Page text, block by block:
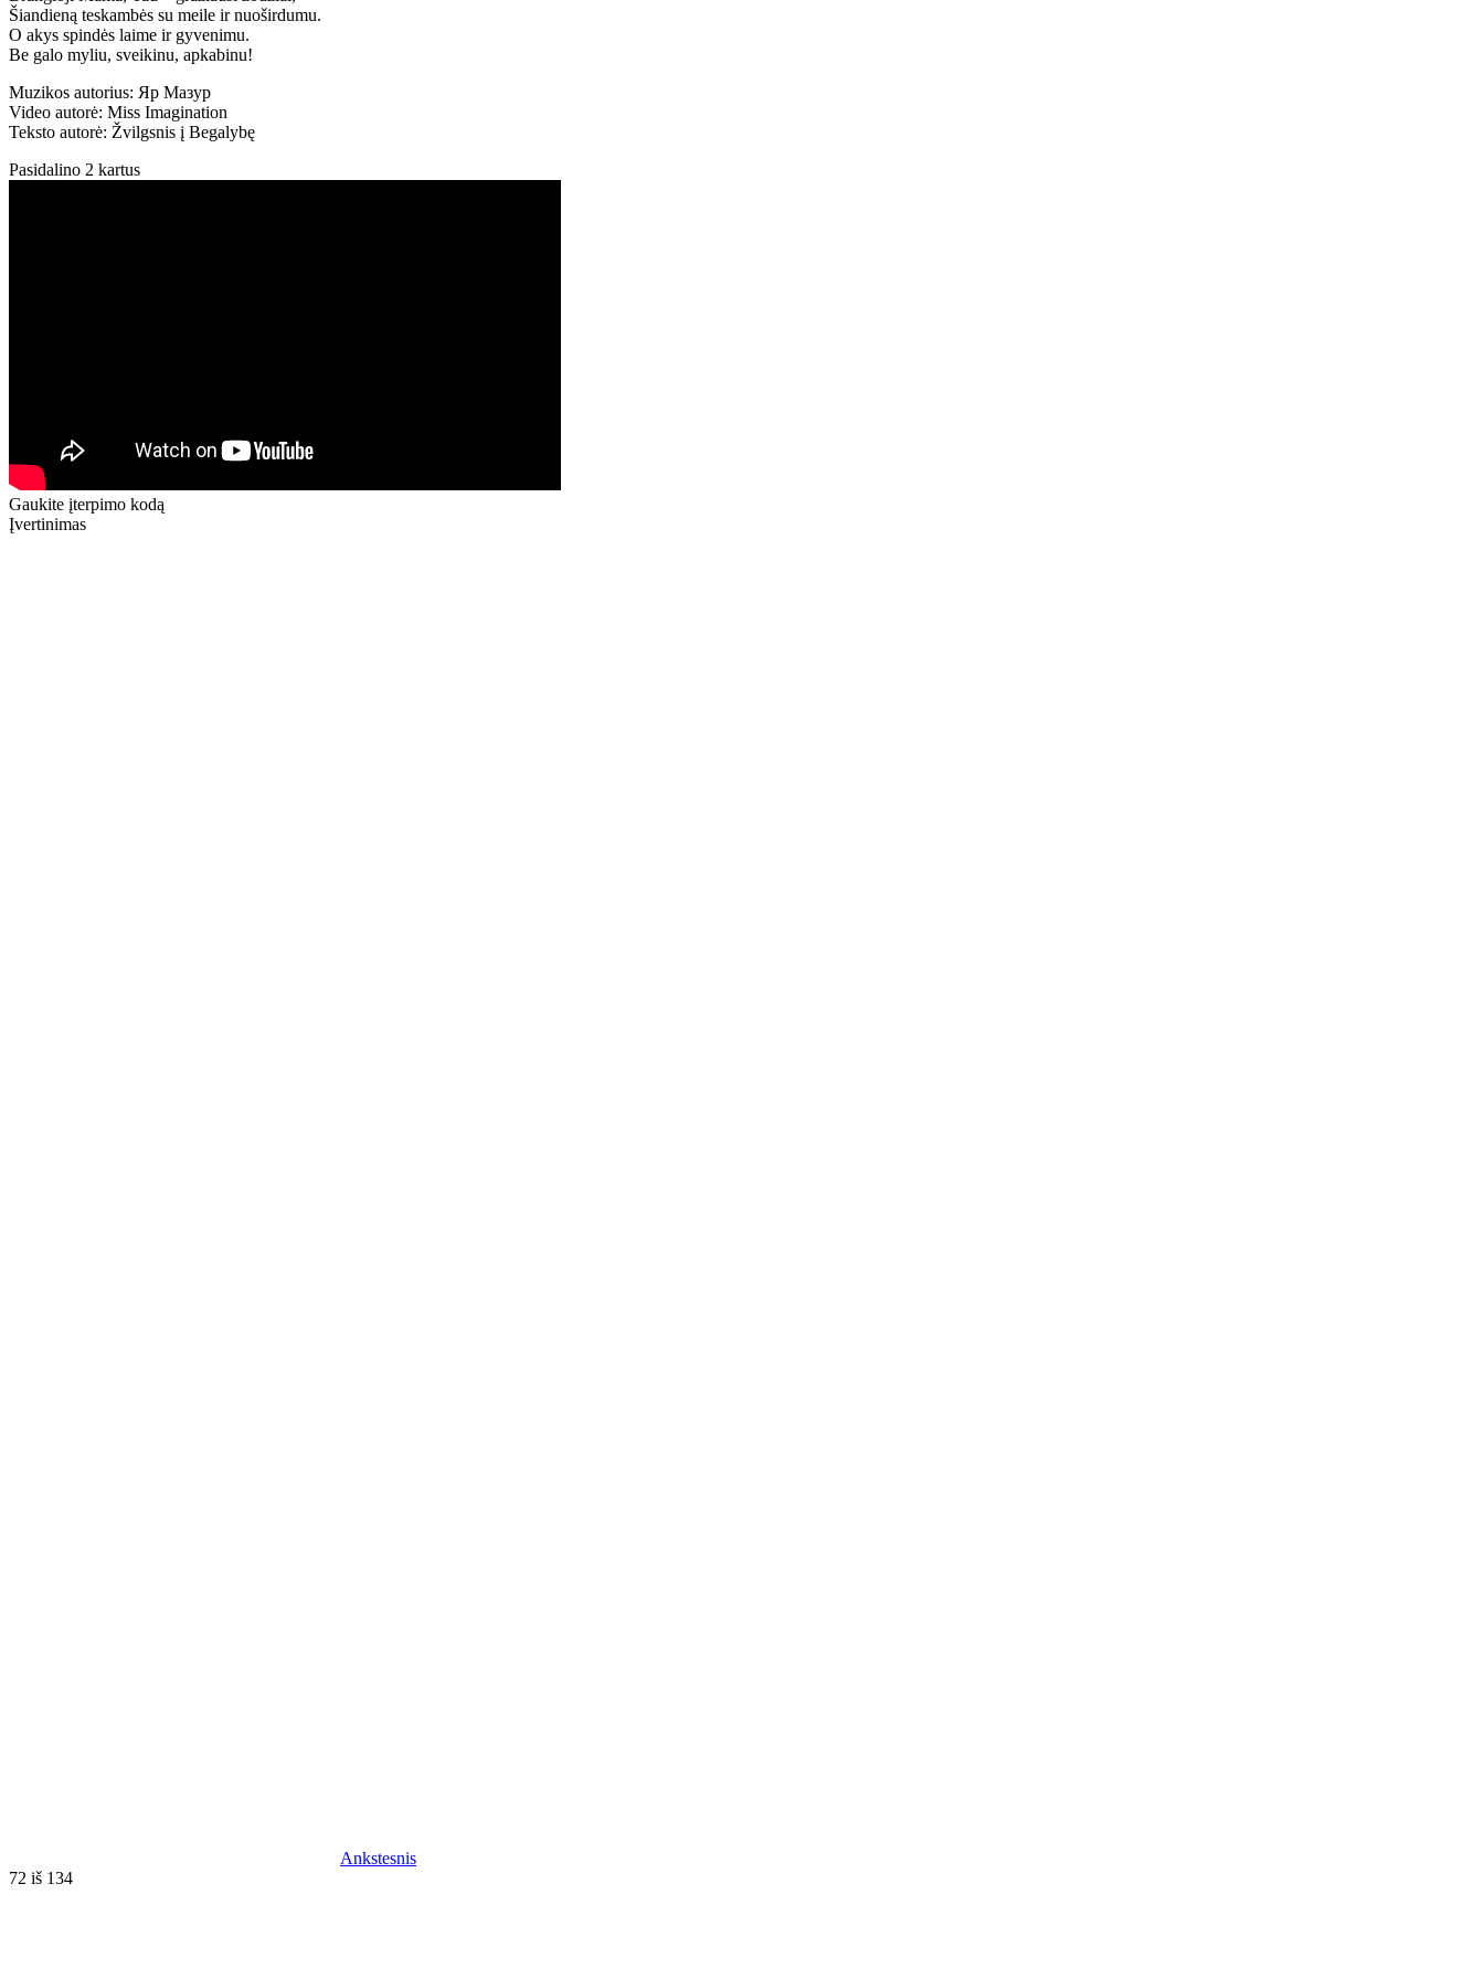
Šiandieną teskambės su meile ir nuoširdumu.
O akys spindės laime ir gyvenimu.
Be galo myliu, sveikinu, apkabinu!
Muzikos autorius: Яр Мазур
Video autorė: Miss Imagination
Teksto autorė: Žvilgsnis į Begalybę
Pasidalino 2 kartus
Gaukite įterpimo kodą
Įvertinimas
Ankstesnis
72 iš 134